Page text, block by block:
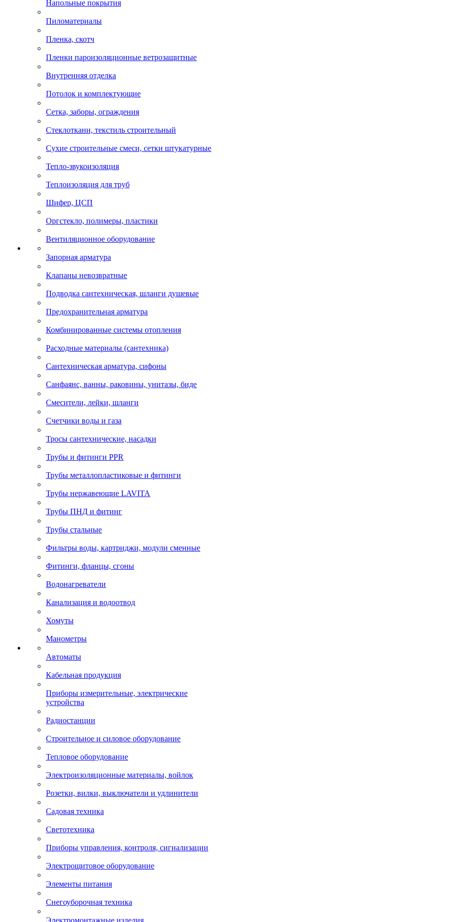
Напольные покрытия
Пиломатериалы
Пленка, скотч
Пленки пароизоляционные ветрозащитные
Внутренняя отделка
Потолок и комплектующие
Сетка, заборы, ограждения
Стеклоткани, текстиль строительный
Сухие строительные смеси, сетки штукатурные
Тепло-звукоизоляция
Теплоизоляция для труб
Шифер, ЦСП
Оргстекло, полимеры, пластики
Вентиляционное оборудование
Запорная арматура
Клапаны невозвратные
Подводка сантехническая, шланги душевые
Предохранительная арматура
Комбинированные системы отопления
Расходные материалы (сантехника)
Сантехническая арматура, сифоны
Санфаянс, ванны, раковины, унитазы, биде
Смесители, лейки, шланги
Счетчики воды и газа
Тросы сантехнические, насадки
Трубы и фитинги PPR
Трубы металлопластиковые и фитинги
Трубы нержавеющие LAVITA
Трубы ПНД и фитинг
Трубы стальные
Фильтры воды, картриджи, модули сменные
Фитинги, фланцы, сгоны
Водонагреватели
Канализация и водоотвод
Хомуты
Манометры
Автоматы
Кабельная продукция
Приборы измерительные, электрические
устройства
Радиостанции
Строительное и силовое оборудование
Тепловое оборудование
Электроизоляционные материалы, войлок
Розетки, вилки, выключатели и удлинители
Садовая техника
Светотехника
Приборы управления, контроля, сигнализации
Электрощитовое оборудование
Элементы питания
Снегоуборочная техника
Электромонтажные изделия